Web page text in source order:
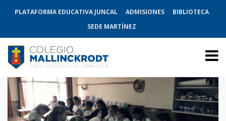
PLATAFORMA EDUCATIVA JUNCAL ADMISIONES
BIBLIOTECA
SEDE MARTÍNEZ